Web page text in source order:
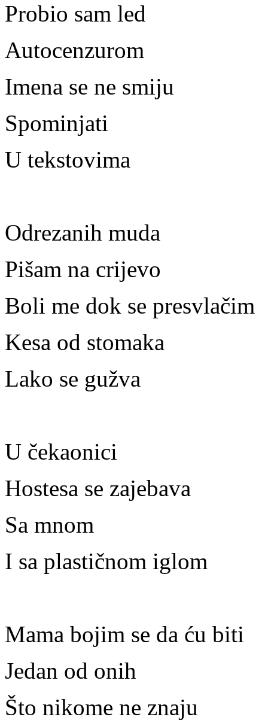
Probio sam led
Autocenzurom
Imena se ne smiju
Spominjati
U tekstovima
Odrezanih muda
Pišam na crijevo
Boli me dok se presvlačim
Kesa od stomaka
Lako se gužva
U čekaonici
Hostesa se zajebava
Sa mnom
I sa plastičnom iglom
Mama bojim se da ću biti
Jedan od onih
Što nikome ne znaju